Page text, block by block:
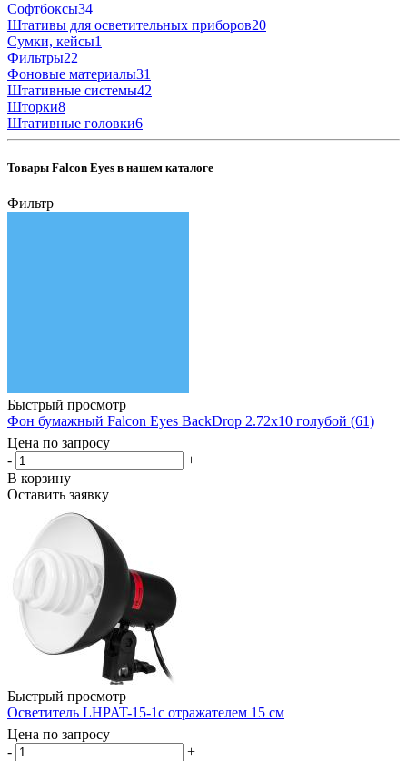
Софтбоксы34
Штативы для осветительных приборов20
Сумки, кейсы1
Фильтры22
Фоновые материалы31
Штативные системы42
Шторки8
Штативные головки6
Товары Falcon Eyes в нашем каталоге
Фильтр
Быстрый просмотр
Фон бумажный Falcon Eyes BackDrop 2.72x10 голубой (61)
Цена по запросу
-
+
В корзину
Оставить заявку
Быстрый просмотр
Осветитель LHPAT-15-1с отражателем 15 см
Цена по запросу
-
+